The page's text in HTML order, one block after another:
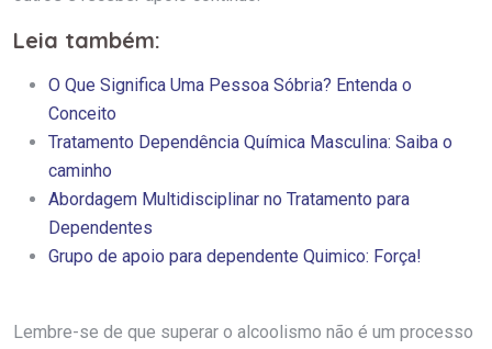
Leia também:
O Que Significa Uma Pessoa Sóbria? Entenda o
Conceito
Tratamento Dependência Química Masculina: Saiba o
caminho
Abordagem Multidisciplinar no Tratamento para
Dependentes
Grupo de apoio para dependente Quimico: Força!
Lembre-se de que superar o alcoolismo não é um processo